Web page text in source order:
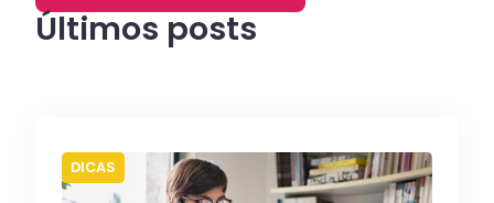
Últimos posts
DICAS